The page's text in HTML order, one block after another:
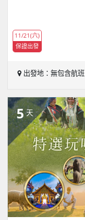
11/21(六)
保證出發
出發地：無包含航班
5 天